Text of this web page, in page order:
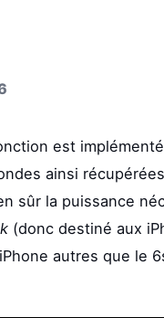
est
ainsi
sûr la puissance
(donc destiné aux
autres que le